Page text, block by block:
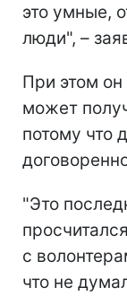
это умные,
люди", –
При этом он
может
потому что
"Это
с
что не